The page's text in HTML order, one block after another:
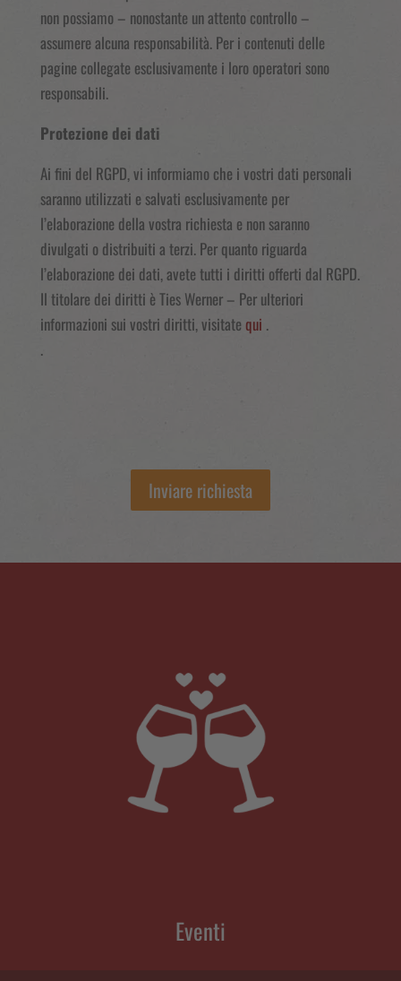
non possiamo – nonostante un attento controllo –
assumere alcuna responsabilità. Per i contenuti delle
pagine collegate esclusivamente i loro operatori sono
responsabili.
Protezione dei dati
Ai fini del RGPD, vi informiamo che i vostri dati personali
saranno utilizzati e salvati esclusivamente per
l’elaborazione della vostra richiesta e non saranno
divulgati o distribuiti a terzi. Per quanto riguarda
l’elaborazione dei dati, avete tutti i diritti offerti dal RGPD.
Il titolare dei diritti è Ties Werner – Per ulteriori
informazioni sui vostri diritti, visitate qui .
.
Inviare richiesta
Eventi